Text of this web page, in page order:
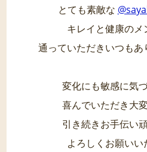
とても素敵な
キレイと健康のメ
通っていただきいつも
変化にも敏感に気
喜んでいただき大
引き続きお手伝い
よろしくお願いい